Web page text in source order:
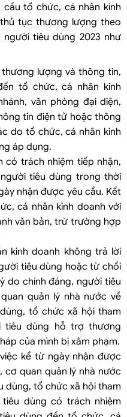
tổ chức, cá nhân kinh
tục thương lượng theo
tiêu dùng 2023 như
lượng và thông tin,
tổ chức, cá nhân kinh
văn phòng đại diện,
tin điện tử hoặc thông
do tổ chức, cá nhân kinh
áp dụng.
có trách nhiệm tiếp nhận,
tiêu dùng trong thời
nhận được yêu cầu. Kết
cá nhân kinh doanh với
văn bản, trừ trường hợp
kinh doanh không trả lời
tiêu dùng hoặc từ chối
do chính đáng, người tiêu
quản lý nhà nước về
tổ chức xã hội tham
tiêu dùng hỗ trợ thương
của mình bị xâm phạm.
kể từ ngày nhận được
cơ quan quản lý nhà nước
dùng, tổ chức xã hội tham
dùng có trách nhiệm